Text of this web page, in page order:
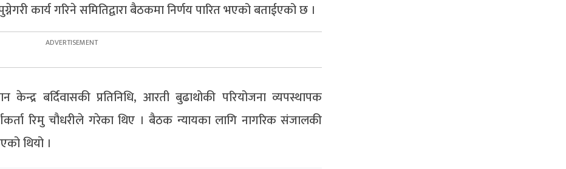
कार्य गरिने समितिद्वारा बैठकमा निर्णय पारित भएको बताईएको छ ।
बर्दिवासकी प्रतिनिधि, आरती बुढाथोकी परियोजना व्यपस्थापक
रिमु चौधरीले गरेका थिए । बैठक न्यायका लागि नागरिक संजालकी
थियो ।